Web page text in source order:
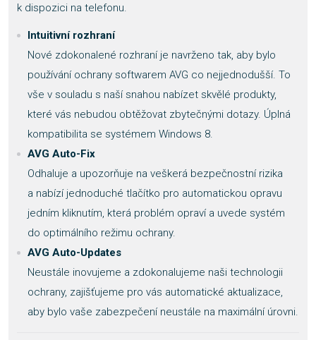
k dispozici na telefonu.
Intuitivní rozhraní
Nové zdokonalené rozhraní je navrženo tak, aby bylo
používání ochrany softwarem AVG co nejjednodušší. To
vše v souladu s naší snahou nabízet skvělé produkty,
které vás nebudou obtěžovat zbytečnými dotazy. Úplná
kompatibilita se systémem Windows 8.
AVG Auto-Fix
Odhaluje a upozorňuje na veškerá bezpečnostní rizika
a nabízí jednoduché tlačítko pro automatickou opravu
jedním kliknutím, která problém opraví a uvede systém
do optimálního režimu ochrany.
AVG Auto-Updates
Neustále inovujeme a zdokonalujeme naši technologii
ochrany, zajišťujeme pro vás automatické aktualizace,
aby bylo vaše zabezpečení neustále na maximální úrovni.